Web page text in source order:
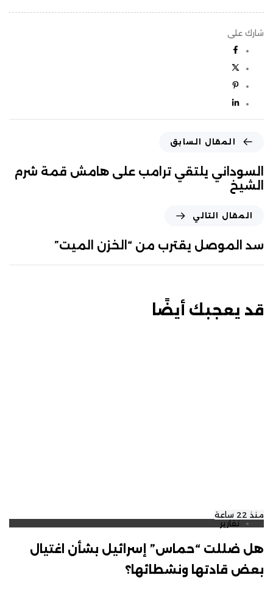
شارك على
المقال السابق
السوداني يلتقي ترامب على هامش قمة شرم
الشيخ
المقال التالي
سد الموصل يقترب من “الخزن الميت”
قد يعجبك أيضًا
منذ 22 ساعة
تقارير
هل ضللت “حماس” إسرائيل بشأن اغتيال
بعض قادتها ونشطائها؟